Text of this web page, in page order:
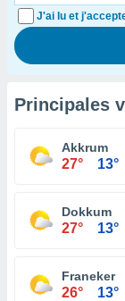
J'ai lu et
Principales
Akkrum
27° 13°
Dokkum
27° 13°
Franeker
26° 13°